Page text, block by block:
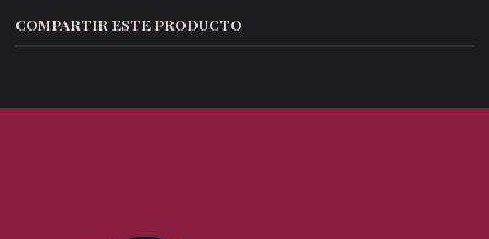
COMPARTIR ESTE PRODUCTO